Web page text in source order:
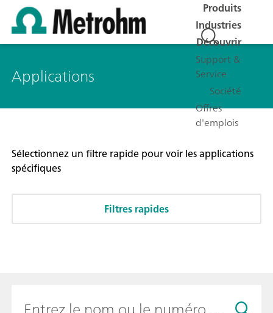
Produits
Industries
Découvrir
Support &
Service
Société
Offres
d'emplois
Applications
Sélectionnez un filtre rapide pour voir les applications
spécifiques
Filtres rapides